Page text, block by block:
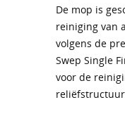
De mop is
reiniging van
volgens de
Swep Single
voor de
reliëfstructuur